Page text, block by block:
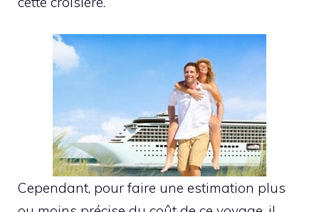
Cependant, pour faire une estimation plus